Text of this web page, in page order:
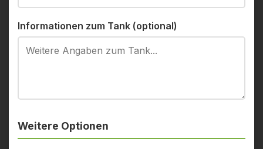
Informationen zum Tank (optional)
Weitere Optionen